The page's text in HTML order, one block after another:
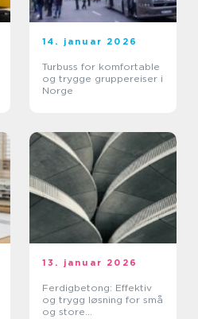
14. januar 2026
Turbuss for komfortable
og trygge gruppereiser i
Norge
13. januar 2026
Ferdigbetong: Effektiv
og trygg løsning for små
og store